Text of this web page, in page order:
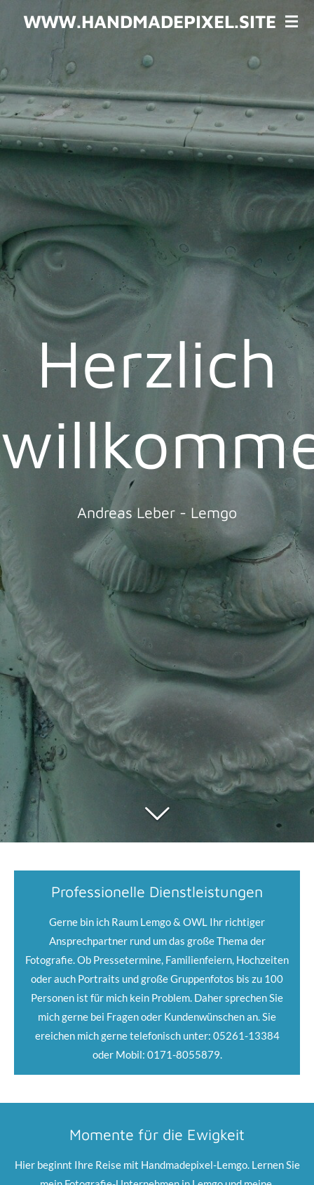
ZumWWW.HANDMADEPIXEL.SITE
Herzlich
Andreas Leber - Lemgo
Professionelle Dienstleistungen
Gerne bin ich Raum Lemgo & OWL Ihr richtiger
Ansprechpartner rund um das große Thema der
Fotografie. Ob Pressetermine, Familienfeiern, Hochzeiten
oder auch Portraits und große Gruppenfotos bis zu 100
Personen ist für mich kein Problem. Daher sprechen Sie
mich gerne bei Fragen oder Kundenwünschen an. Sie
ereichen mich gerne telefonisch unter: 05261-13384
oder Mobil: 0171-8055879.
Momente für die Ewigkeit
Hier beginnt Ihre Reise mit Handmadepixel-Lemgo. Lernen Sie